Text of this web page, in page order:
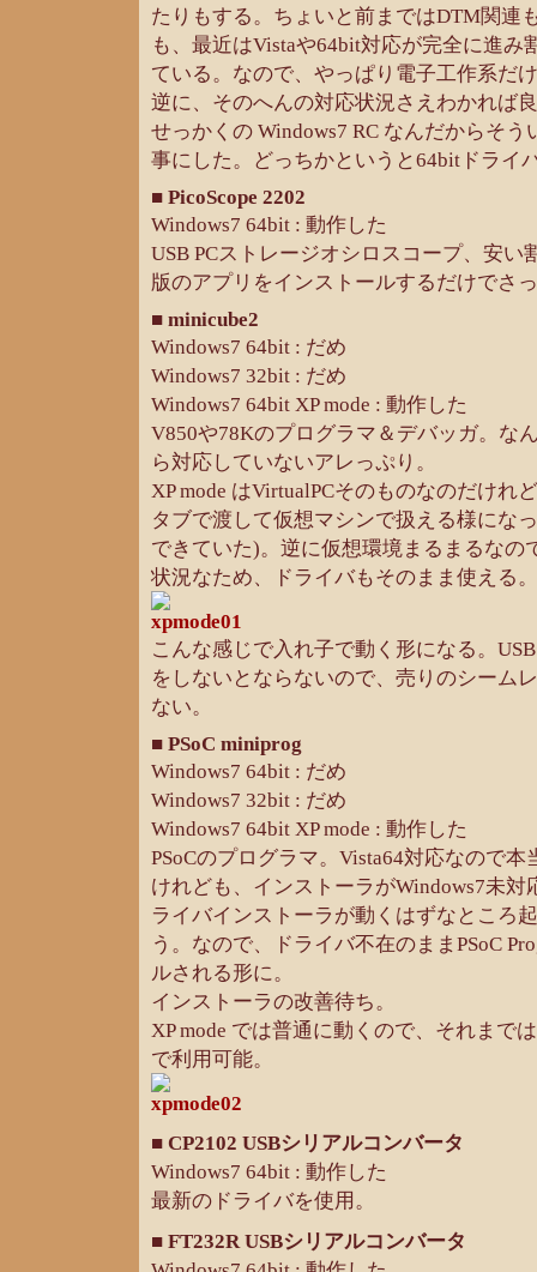
たりもする。ちょいと前まではDTM関連
も、最近はVistaや64bit対応が完全に進み
ている。なので、やっぱり電子工作系だ
逆に、そのへんの対応状況さえわかれば
せっかくの Windows7 RC なんだからそ
事にした。どっちかというと64bitドライ
■ PicoScope 2202
Windows7 64bit : 動作した
USB PCストレージオシロスコープ、安い
版のアプリをインストールするだけでさ
■ minicube2
Windows7 64bit : だめ
Windows7 32bit : だめ
Windows7 64bit XP mode : 動作した
V850や78Kのプログラマ＆デバッガ。な
ら対応していないアレっぷり。
XP mode はVirtualPCそのものなのだけれ
タブで渡して仮想マシンで扱える様にな
できていた)。逆に仮想環境まるまるなの
状況なため、ドライバもそのまま使える。
こんな感じで入れ子で動く形になる。
をしないとならないので、売りのシーム
ない。
■ PSoC miniprog
Windows7 64bit : だめ
Windows7 32bit : だめ
Windows7 64bit XP mode : 動作した
PSoCのプログラマ。Vista64対応なので
けれども、インストーラがWindows7未対
ライバインストーラが動くはずなところ
う。なので、ドライバ不在のままPSoC
ルされる形に。
インストーラの改善待ち。
XP mode では普通に動くので、それまで
で利用可能。
■ CP2102 USBシリアルコンバータ
Windows7 64bit : 動作した
最新のドライバを使用。
■ FT232R USBシリアルコンバータ